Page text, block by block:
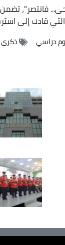
فانتصر"،
قادت إلى
دراسي ذكرى